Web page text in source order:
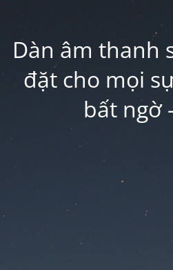
Dàn âm thanh
đặt cho mọi
bất ngờ